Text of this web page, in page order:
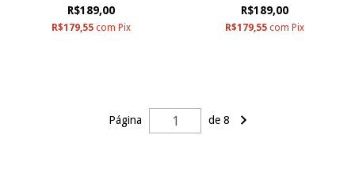
R$189,00
R$179,55 com Pix
R$189,00
R$179,55 com Pix
Página de 8